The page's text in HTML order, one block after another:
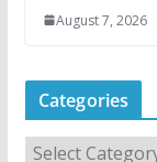
August 7, 2026
Categories